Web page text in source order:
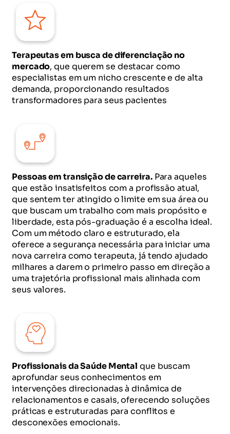
Terapeutas em busca de diferenciação no
mercado, que querem se destacar como
especialistas em um nicho crescente e de alta
demanda, proporcionando resultados
transformadores para seus pacientes
Pessoas em transição de carreira.Para aqueles
que estão insatisfeitos com a profissão atual,
que sentem ter atingido o limite em sua área ou
que buscam um trabalho com mais propósito e
liberdade, esta pós-graduação é a escolha ideal.
Com um método claro e estruturado, ela
oferece a segurança necessária para iniciar uma
nova carreira como terapeuta, já tendo ajudado
milhares a darem o primeiro passo em direção a
uma trajetória profissional mais alinhada com
seus valores.
Profissionais da Saúde Mental que buscam
aprofundar seus conhecimentos em
intervenções direcionadas à dinâmica de
relacionamentos e casais, oferecendo soluções
práticas e estruturadas para conflitos e
desconexões emocionais.